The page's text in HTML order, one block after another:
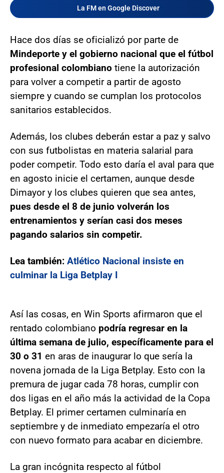
La FM en Google Discover
Hace dos días se oficializó por parte de
Mindeporte y el gobierno nacional que el fútbol
profesional colombiano tiene la autorización
para volver a competir a partir de agosto
siempre y cuando se cumplan los protocolos
sanitarios establecidos.
Además, los clubes deberán estar a paz y salvo
con sus futbolistas en materia salarial para
poder competir. Todo esto daría el aval para que
en agosto inicie el certamen, aunque desde
Dimayor y los clubes quieren que sea antes,
pues desde el 8 de junio volverán los
entrenamientos y serían casi dos meses
pagando salarios sin competir.
Lea también: Atlético Nacional insiste en
culminar la Liga Betplay I
Así las cosas, en Win Sports afirmaron que el
rentado colombiano podría regresar en la
última semana de julio, específicamente para el
30 o 31 en aras de inaugurar lo que sería la
novena jornada de la Liga Betplay. Esto con la
premura de jugar cada 78 horas, cumplir con
dos ligas en el año más la actividad de la Copa
Betplay. El primer certamen culminaría en
septiembre y de inmediato empezaría el otro
con nuevo formato para acabar en diciembre.
La gran incógnita respecto al fútbol